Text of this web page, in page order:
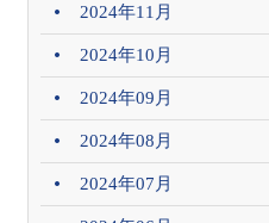
2024年11月
2024年10月
2024年09月
2024年08月
2024年07月